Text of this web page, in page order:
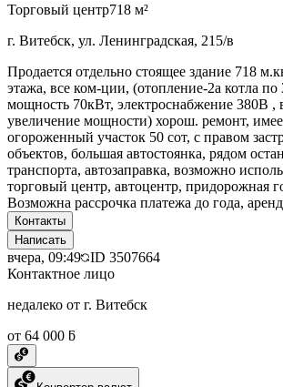
Торговый центр718 м²
г. Витебск, ул. Ленинградская, 215/в
Продается отдельно стоящее здание 718
этажа, все ком-ции, (отопление-2а котла по
мощность 70кВт, электроснабжение 380В ,
увеличение мощности) хорош. ремонт,
огороженный участок 50 сот, с правом
объектов, большая автостоянка, рядом
транспорта, автозаправка, возможно
торговый центр, автоцентр, придорожная
Возможна рассрочка платежа до года,
Контакты
Написать
вчера, 09:49 ID 3507664
Контактное лицо
недалеко от г. Витебск
от 64 000 ƃ